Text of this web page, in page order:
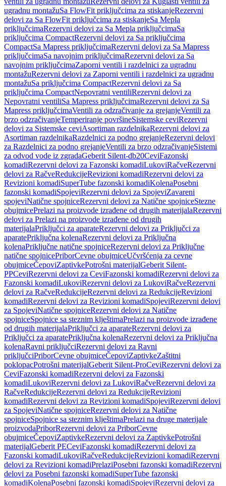
ugradnu montažuSa FlowFit priključcima za stiskanjeRezervni
delovi za Sa FlowFit priključcima za stiskanjeSa Mepla
priključcimaRezervni delovi za Sa Mepla priključcimaSa
priključcima CompactRezervni delovi za Sa priključcima
CompactSa Mapress priključcimaRezervni delovi za Sa Mapress
priključcimaSa navojnim priključcimaRezervni delovi za Sa
navojnim priključcimaZaporni ventili i razdelnici za ugradnu
montažuRezervni delovi za Zaporni ventili i razdelnici za ugradnu
montažuSa priključcima CompactRezervni delovi za Sa
priključcima CompactNepovratni ventiliRezervni delovi za
Nepovratni ventiliSa Mapress priključcimaRezervni delovi za Sa
Mapress priključcimaVentili za odzračivanje za grejanjeVentili za
brzo odzračivanjeTemperiranje površineSistemske ceviRezervni
delovi za Sistemske ceviAsortiman razdelnikaRezervni delovi za
Asortiman razdelnikaRazdelnici za podno grejanjeRezervni delovi
za Razdelnici za podno grejanjeVentili za brzo odzračivanjeSistemi
za odvod vode iz zgradaGeberit Silent-db20CeviFazonski
komadiRezervni delovi za Fazonski komadiLukoviRačveRezervni
delovi za RačveRedukcijeRevizioni komadiRezervni delovi za
Revizioni komadiSuperTube fazonski komadiKolenaPosebni
fazonski komadiSpojeviRezervni delovi za SpojeviZavareni
spojeviNatične spojniceRezervni delovi za Natične spojniceStezne
obujmicePrelazi na proizvode izrađene od drugih materijalaRezervni
delovi za Prelazi na proizvode izrađene od drugih
materijalaPriključci za aparateRezervni delovi za Priključci za
aparatePriključna kolenaRezervni delovi za Priključna
kolenaPriključne natične spojniceRezervni delovi za Priključne
natične spojnicePriborCevne obujmiceUčvršćenja za cevne
obujmiceČepoviZaptivkePotrošni materijalGeberit Silent-
PPCeviRezervni delovi za CeviFazonski komadiRezervni delovi za
Fazonski komadiLukoviRezervni delovi za LukoviRačveRezervni
delovi za RačveRedukcijeRezervni delovi za RedukcijeRevizioni
komadiRezervni delovi za Revizioni komadiSpojeviRezervni delovi
za SpojeviNatične spojniceRezervni delovi za Natične
spojniceSpojnice sa steznim klještimaPrelazi na proizvode izrađene
od drugih materijalaPriključci za aparateRezervni delovi za
Priključci za aparatePriključna kolenaRezervni delovi za Priključna
kolenaRavni priključciRezervni delovi za Ravni
priključciPriborCevne obujmiceČepoviZaptivkeZaštitni
poklopacPotrošni materijalGeberit Silent-ProCeviRezervni delovi za
CeviFazonski komadiRezervni delovi za Fazonski
komadiLukoviRezervni delovi za LukoviRačveRezervni delovi za
RačveRedukcijeRezervni delovi za RedukcijeRevizioni
komadiRezervni delovi za Revizioni komadiSpojeviRezervni delovi
za SpojeviNatične spojniceRezervni delovi za Natične
spojniceSpojnice sa steznim klještimaPrelazi na druge materijale
proizvodaPriborRezervni delovi za PriborCevne
obujmiceČepoviZaptivkeRezervni delovi za ZaptivkePotrošni
materijalGeberit PECeviFazonski komadiRezervni delovi za
Fazonski komadiLukoviRačveRedukcijeRevizioni komadiRezervni
delovi za Revizioni komadiPrelaziPosebni fazonski komadiRezervni
delovi za Posebni fazonski komadiSuperTube fazonski
komadiKolenaPosebni fazonski komadiSpojeviRezervni delovi za